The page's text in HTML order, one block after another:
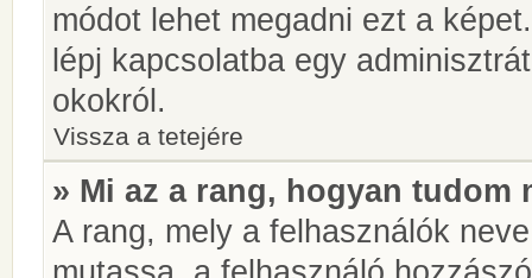
módot lehet megadni ezt a
lépj kapcsolatba egy
okokról.
Vissza a tetejére
» Mi az a rang, hogyan tudom
A rang, mely a felhasználók